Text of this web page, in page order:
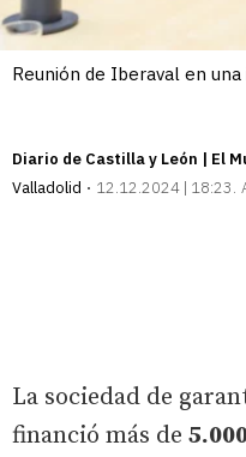
Reunión de Iberaval en
Diario de Castilla y León | El
Valladolid
12.12.2024 | 18:23
La sociedad de
financió más de